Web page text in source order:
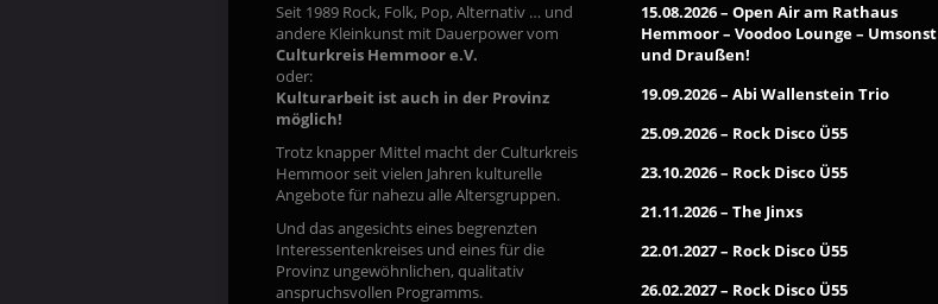
Seit 1989 Rock, Folk, Pop, Alternativ … und
andere Kleinkunst mit Dauerpower vom
Culturkreis Hemmoor e.V.
oder:
Kulturarbeit ist auch in der Provinz
möglich!
Trotz knapper Mittel macht der Culturkreis
Hemmoor seit vielen Jahren kulturelle
Angebote für nahezu alle Altersgruppen.
Und das angesichts eines begrenzten
Interessentenkreises und eines für die
Provinz ungewöhnlichen, qualitativ
anspruchsvollen Programms.
15.08.2026 – Open Air am Rathaus
Hemmoor – Voodoo Lounge – Umsonst
und Draußen!
19.09.2026 – Abi Wallenstein Trio
25.09.2026 – Rock Disco Ü55
23.10.2026 – Rock Disco Ü55
21.11.2026 – The Jinxs
22.01.2027 – Rock Disco Ü55
26.02.2027 – Rock Disco Ü55